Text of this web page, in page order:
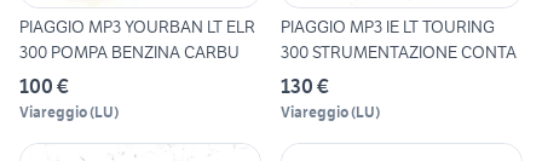
PIAGGIO MP3 YOURBAN LT ELR
300 POMPA BENZINA CARBU
100 €
Viareggio(LU)
PIAGGIO MP3 IE LT TOURING
300 STRUMENTAZIONE CONTA
130 €
Viareggio(LU)